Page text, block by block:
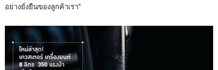
อย่างยั่งยืนของลูกค้าเรา”